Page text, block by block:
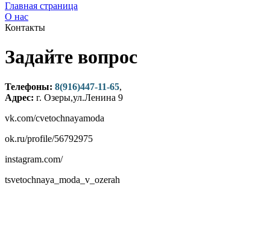
Главная страница
О нас
Контакты
Задайте вопрос
Телефоны: 8(916)447-11-65,
Адрес: г. Озеры,ул.Ленина 9
vk.com/cvetochnayamoda
ok.ru/profile/56792975
instagram.com/
tsvetochnaya_moda_v_ozerah